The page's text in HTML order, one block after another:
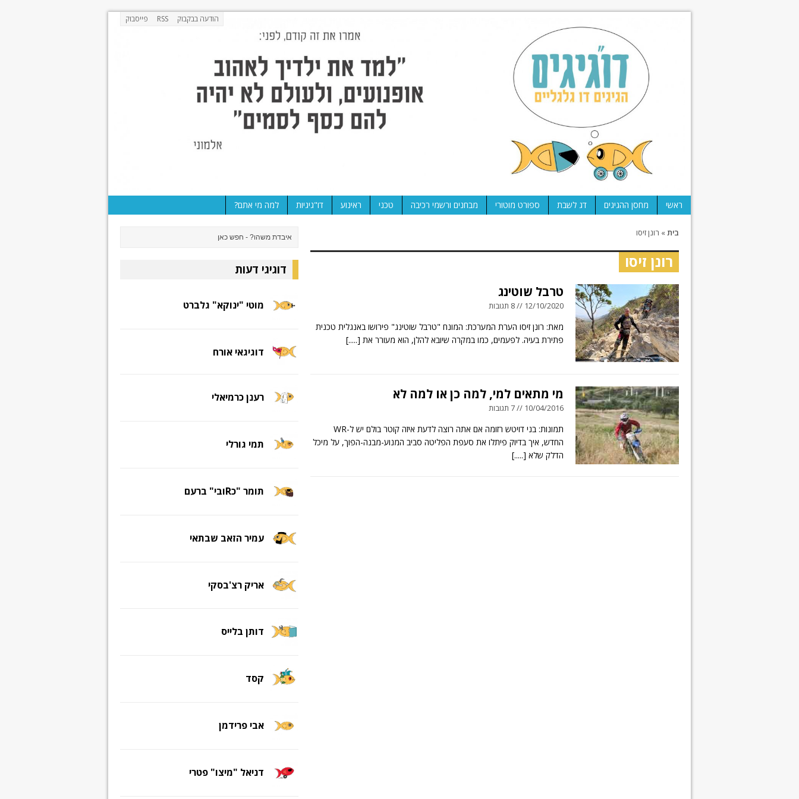
הודעה בבקבוק RSS פייסבוק
ראשי מחסן ההגיגים דג לשבת ספורט מוטורי מבחנים ורשמי רכיבה טכני ראינוע דו"גיגיות למה מי אתם?
בית» רונן זיסו
רונן זיסו
טרבל שוטינג
12/10/2020 // 8 תגובות
מאת: רונן זיסו הערת המערכת: המונח "טרבל שוטינג" פירושו באנגלית טכנית
פתירת בעיה. לפעמים, כמו במקרה שיובא להלן, הוא מעורר את [.....]
מי מתאים למי, למה כן או למה לא
10/04/2016 // 7 תגובות
תמונות: בני דויטש רזומה אם אתה רוצה לדעת איזה קוטר בולם יש ל-WR
החדש, איך בדיוק פיתלו את סעפת הפליטה סביב המנוע-מבנה-הפוך, על מיכל
הדלק שלא [.....]
דוגיגי דעות
מוטי "ינוקא" גלברט
דוגיגאי אורח
רענן כרמיאלי
תמי גורלי
תומר "כRובי" ברעם
עמיר הזאב שבתאי
אריק רצ'בסקי
דותן בלייס
קסד
אבי פרידמן
דניאל "מיצו" פטרי